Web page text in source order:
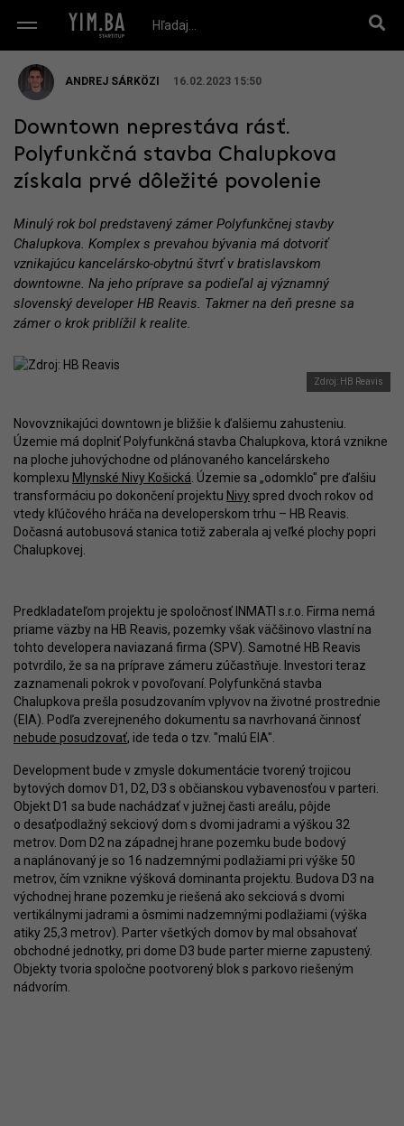
ANDREJ SÁRKÖZI 16.02.2023 15:50
Downtown neprestáva rásť.
Polyfunkčná stavba Chalupkova
získala prvé dôležité povolenie
Minulý rok bol predstavený zámer Polyfunkčnej stavby
Chalupkova. Komplex s prevahou bývania má dotvoriť
vznikajúcu kancelársko-obytnú štvrť v bratislavskom
downtowne. Na jeho príprave sa podieľal aj významný
slovenský developer HB Reavis. Takmer na deň presne sa
zámer o krok priblížil k realite.
Zdroj: HB Reavis
Novovznikajúci downtown je bližšie k ďalšiemu zahusteniu.
Územie má doplniť Polyfunkčná stavba Chalupkova, ktorá vznikne
na ploche juhovýchodne od plánovaného kancelárskeho
komplexu Mlynské Nivy Košická . Územie sa „odomklo" pre ďalšiu
transformáciu po dokončení projektu Nivyspred dvoch rokov od
vtedy kľúčového hráča na developerskom trhu – HB Reavis.
Dočasná autobusová stanica totiž zaberala aj veľké plochy popri
Chalupkovej.
Predkladateľom projektu je spoločnosť INMATI s.r.o. Firma nemá
priame väzby na HB Reavis, pozemky však väčšinovo vlastní na
tohto developera naviazaná firma (SPV). Samotné HB Reavis
potvrdilo, že sa na príprave zámeru zúčastňuje. Investori teraz
zaznamenali pokrok v povoľovaní. Polyfunkčná stavba
Chalupkova prešla posudzovaním vplyvov na životné prostrednie
(EIA). Podľa zverejneného dokumentu sa navrhovaná činnosť
nebude posudzovať, ide teda o tzv. "malú EIA".
Development bude v zmysle dokumentácie tvorený trojicou
bytových domov D1, D2, D3 s občianskou vybavenosťou v parteri.
Objekt D1 sa bude nachádzať v južnej časti areálu, pôjde
o desaťpodlažný sekciový dom s dvomi jadrami a výškou 32
metrov. Dom D2 na západnej hrane pozemku bude bodový
a naplánovaný je so 16 nadzemnými podlažiami pri výške 50
metrov, čím vznikne výšková dominanta projektu. Budova D3 na
východnej hrane pozemku je riešená ako sekciová s dvomi
vertikálnymi jadrami a ôsmimi nadzemnými podlažiami (výška
atiky 25,3 metrov). Parter všetkých domov by mal obsahovať
obchodné jednotky, pri dome D3 bude parter mierne zapustený.
Objekty tvoria spoločne pootvorený blok s parkovo riešeným
nádvorím.